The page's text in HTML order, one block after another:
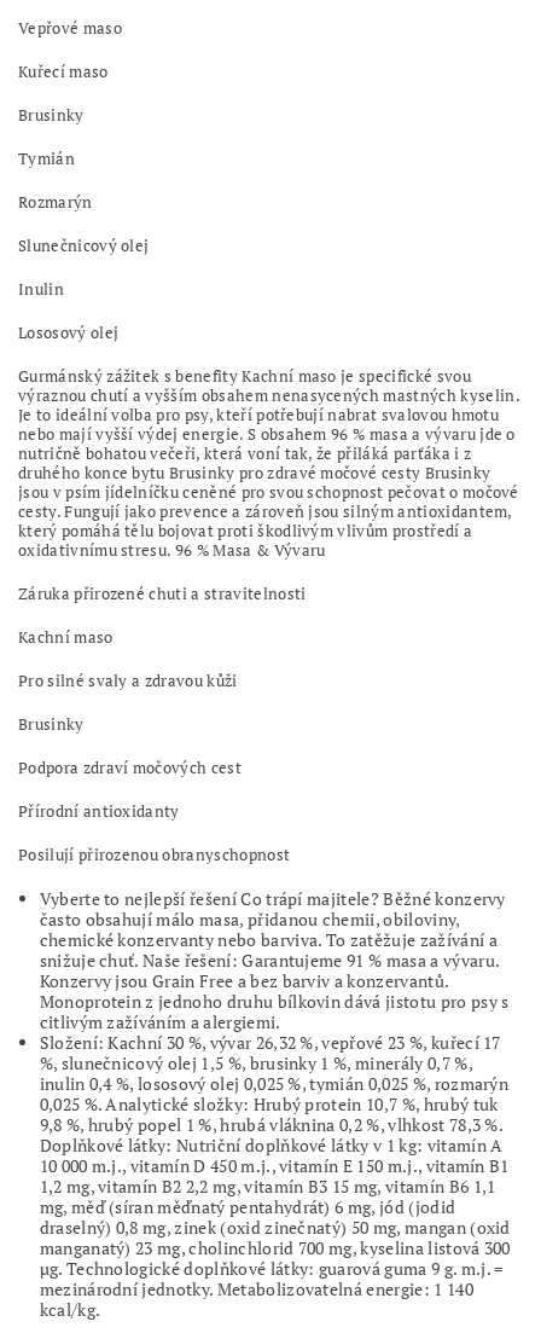
Vepřové maso
Kuřecí maso
Brusinky
Tymián
Rozmarýn
Slunečnicový olej
Inulin
Lososový olej
Gurmánský zážitek s benefity Kachní maso je specifické svou
výraznou chutí a vyšším obsahem nenasycených mastných kyselin.
Je to ideální volba pro psy, kteří potřebují nabrat svalovou hmotu
nebo mají vyšší výdej energie. S obsahem 96 % masa a vývaru jde o
nutričně bohatou večeři, která voní tak, že přiláká parťáka i z
druhého konce bytu Brusinky pro zdravé močové cesty Brusinky
jsou v psím jídelníčku ceněné pro svou schopnost pečovat o močové
cesty. Fungují jako prevence a zároveň jsou silným antioxidantem,
který pomáhá tělu bojovat proti škodlivým vlivům prostředí a
oxidativnímu stresu. 96 % Masa & Vývaru
Záruka přirozené chuti a stravitelnosti
Kachní maso
Pro silné svaly a zdravou kůži
Brusinky
Podpora zdraví močových cest
Přírodní antioxidanty
Posilují přirozenou obranyschopnost
Vyberte to nejlepší řešení Co trápí majitele? Běžné konzervy
často obsahují málo masa, přidanou chemii, obiloviny,
chemické konzervanty nebo barviva. To zatěžuje zažívání a
snižuje chuť. Naše řešení: Garantujeme 91 % masa a vývaru.
Konzervy jsou Grain Free a bez barviv a konzervantů.
Monoprotein z jednoho druhu bílkovin dává jistotu pro psy s
citlivým zažíváním a alergiemi.
Složení: Kachní 30 %, vývar 26,32 %, vepřové 23 %, kuřecí 17
%, slunečnicový olej 1,5 %, brusinky 1 %, minerály 0,7 %,
inulin 0,4 %, lososový olej 0,025 %, tymián 0,025 %, rozmarýn
0,025 %. Analytické složky: Hrubý protein 10,7 %, hrubý tuk
9,8 %, hrubý popel 1 %, hrubá vláknina 0,2 %, vlhkost 78,3 %.
Doplňkové látky: Nutriční doplňkové látky v 1 kg: vitamín A
10 000 m.j., vitamín D 450 m.j., vitamín E 150 m.j., vitamín B1
1,2 mg, vitamín B2 2,2 mg, vitamín B3 15 mg, vitamín B6 1,1
mg, měď (síran měďnatý pentahydrát) 6 mg, jód (jodid
draselný) 0,8 mg, zinek (oxid zinečnatý) 50 mg, mangan (oxid
manganatý) 23 mg, cholinchlorid 700 mg, kyselina listová 300
μg. Technologické doplňkové látky: guarová guma 9 g. m.j. =
mezinárodní jednotky. Metabolizovatelná energie: 1 140
kcal/kg.